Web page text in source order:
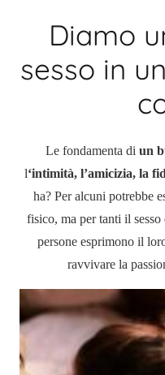
Diamo
sesso in
Le fondamenta di un
l‘intimità, l’amicizia, la
ha? Per alcuni potrebbe
fisico, ma per tanti il
persone esprimono il
ravvivare la